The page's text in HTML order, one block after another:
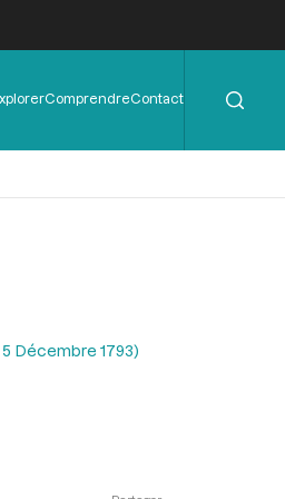
ComprendreContact
Décembre 1793)